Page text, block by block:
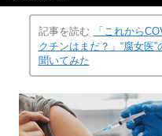
記事を読む
「これから
クチンはまだ？」“腐女医
聞いてみた